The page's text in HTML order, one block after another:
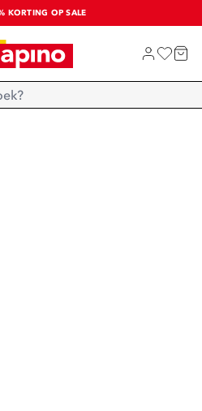
KORTING OP SALE
LAATSTE KANS!
NIEUW